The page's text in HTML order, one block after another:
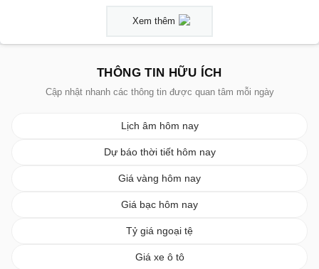
Xem thêm
THÔNG TIN HỮU ÍCH
Cập nhật nhanh các thông tin được quan tâm mỗi ngày
Lịch âm hôm nay
Dự báo thời tiết hôm nay
Giá vàng hôm nay
Giá bạc hôm nay
Tỷ giá ngoại tệ
Giá xe ô tô